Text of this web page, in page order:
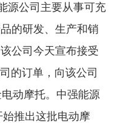
公司主要从事可充
的研发、生产和销
公司今天宣布接受
的订单，向该公司
动摩托。中强能源
推出这批电动摩